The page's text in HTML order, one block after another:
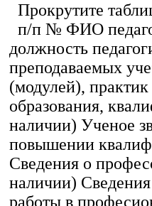
Прокрутите
п/п № ФИО
должность
преподаваемых
(модулей),
образования,
наличии) Ученое
повышении
Сведения о
наличии)
работы в